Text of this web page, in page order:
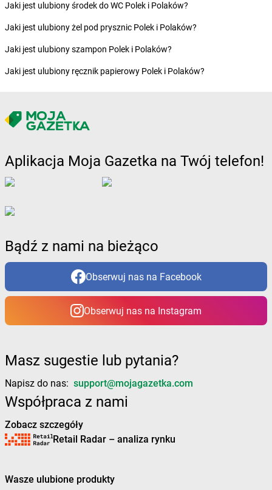
Żabka Buczkowice
Żabka
Budziechów
Żabka
Budziszewice
Żabka Budzów
Żabka
Budzyń
Żabka
Bujaków
Żabka Bukowiec
Żabka Bukowina Tatrzańska
Żabka
Bulowice
Żabka Busko-Zdrój
Żabka
Żabka
Żabka Bydlin
Żabka Bydlino
Żabka
Żabka
Bystra Podhalańska
Żabka Bystry
Bystrzyca
Żabka Bystrzyca Kłodzka
Żabka Bytów
Żabka Cedynia
Żabka Cegłów
Żabka Cekcyn
Żabka Ceków
Żabka Celestynów
Żabka Cewice
Jaki jest ulubiony środek do WC Polek i Polaków?
Jaki jest ulubiony żel pod prysznic Polek i Polaków?
Jaki jest ulubiony szampon Polek i Polaków?
Jaki jest ulubiony ręcznik papierowy Polek i Polaków?
Aplikacja Moja Gazetka na Twój telefon!
Bądź z nami na bieżąco
Obserwuj nas na Facebook
Obserwuj nas na Instagram
Masz sugestie lub pytania?
Napisz do nas: support@mojagazetka.com
Współpraca z nami
Zobacz szczegóły
Retail Radar – analiza rynku
Wasze ulubione produkty